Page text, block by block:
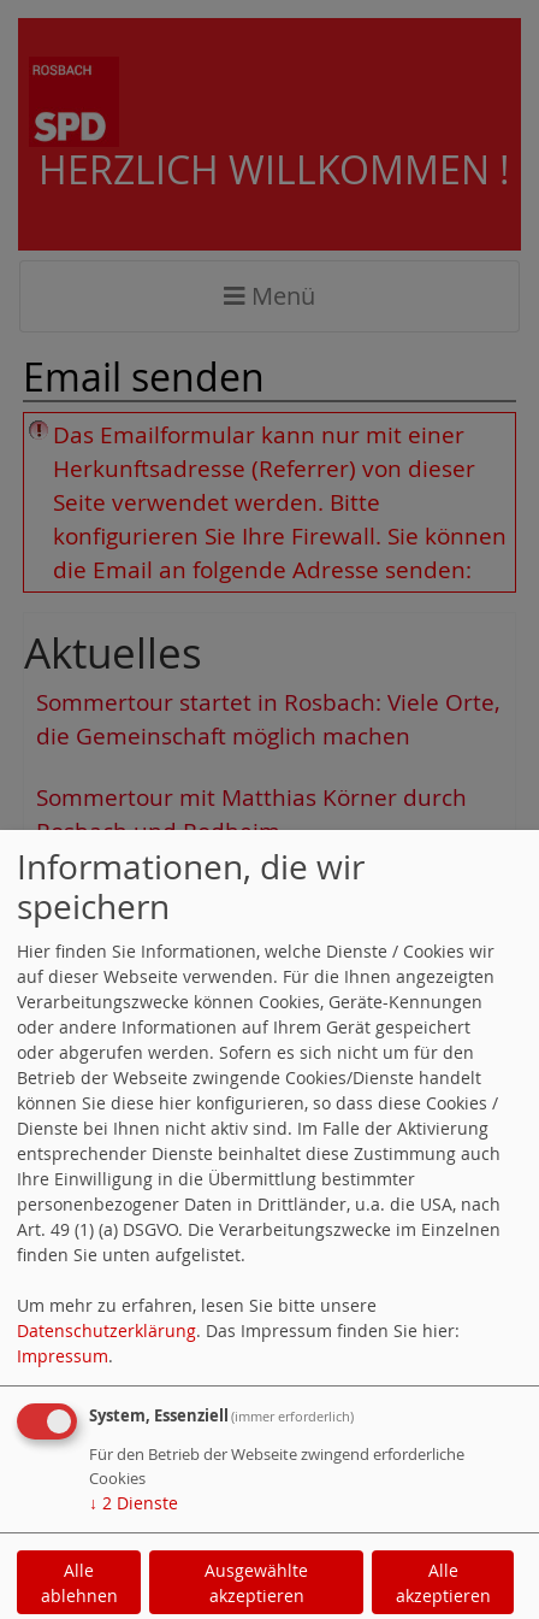
HERZLICH WILLKOMMEN !
Menü
Email senden
Das Emailformular kann nur mit einer
Herkunftsadresse (Referrer) von dieser
Seite verwendet werden. Bitte
konfigurieren Sie Ihre Firewall. Sie können
die Email an folgende Adresse senden:
Aktuelles
Sommertour startet in Rosbach: Viele Orte,
die Gemeinschaft möglich machen
Sommertour mit Matthias Körner durch
Rosbach und Rodheim
Ehrenbrief des Landes Hessen für Heinz Sill
und Dr. Hans-Peter Rathjens
125 Jahre SPD Rodheim- Eine
Jubiläumsveranstaltung der besonderen Art
SPD-Stammtisch mit Harald Stenger „WM-
Erinnerungen eines Fußball-Urgesteins und
Globetrotters“
Counter
Besucher:
Heute:
64
Online:
Shariff
teilenteilen
Cookie-Manager Datenschutzerklärung|
Informationen, die wir
speichern
Hier finden Sie Informationen, welche Dienste / Cookies wir
auf dieser Webseite verwenden. Für die Ihnen angezeigten
Verarbeitungszwecke können Cookies, Geräte-Kennungen
oder andere Informationen auf Ihrem Gerät gespeichert
oder abgerufen werden. Sofern es sich nicht um für den
Betrieb der Webseite zwingende Cookies/Dienste handelt
können Sie diese hier konfigurieren, so dass diese Cookies /
Dienste bei Ihnen nicht aktiv sind. Im Falle der Aktivierung
entsprechender Dienste beinhaltet diese Zustimmung auch
Ihre Einwilligung in die Übermittlung bestimmter
personenbezogener Daten in Drittländer, u.a. die USA, nach
Art. 49 (1) (a) DSGVO. Die Verarbeitungszwecke im Einzelnen
finden Sie unten aufgelistet.
Um mehr zu erfahren, lesen Sie bitte unsere
Datenschutzerklärung. Das Impressum finden Sie hier:
Impressum.
System, Essenziell (immer erforderlich)
Für den Betrieb der Webseite zwingend erforderliche
Cookies
↓ 2 Dienste
Alle
ablehnen
Ausgewählte
akzeptieren
Alle
akzeptieren